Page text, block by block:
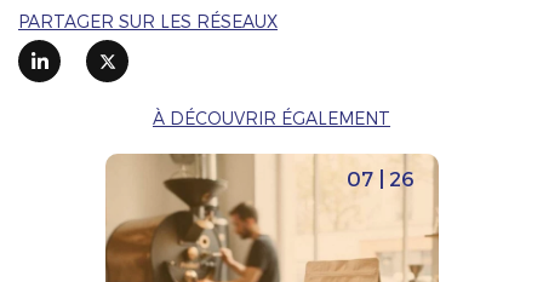
À DÉCOUVRIR ÉGALEMENT
07 | 26
PARTAGER SUR LES RÉSEAUX